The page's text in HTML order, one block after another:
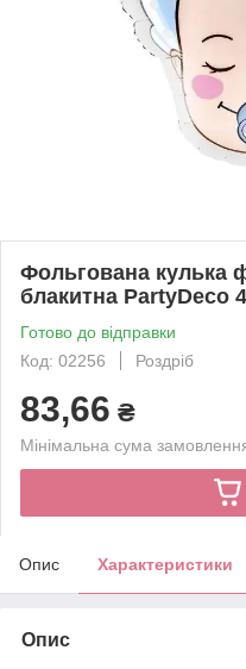
Фольгована кулька
блакитна PartyDeco
Готово до відправки
Код: 02256
Роздріб
83,66 ₴
Мінімальна сума
Опис Характеристики
Опис